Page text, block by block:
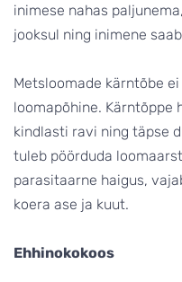
inimese nahas
jooksul ning inimene
Metsloomade kärntõbe
loomapõhine. Kärntõppe
kindlasti ravi ning täpse
tuleb pöörduda
parasitaarne haigus,
koera ase ja kuut.
Ehhinokokoos